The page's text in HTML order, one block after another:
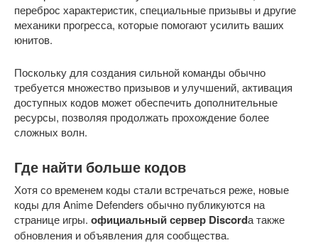
переброс характеристик, специальные призывы и другие
механики прогресса, которые помогают усилить ваших
юнитов.
Поскольку для создания сильной команды обычно
требуется множество призывов и улучшений, активация
доступных кодов может обеспечить дополнительные
ресурсы, позволяя продолжать прохождение более
сложных волн.
Где найти больше кодов
Хотя со временем коды стали встречаться реже, новые
коды для Anime Defenders обычно публикуются на
странице игры. официальный сервер Discordа также
обновления и объявления для сообщества.